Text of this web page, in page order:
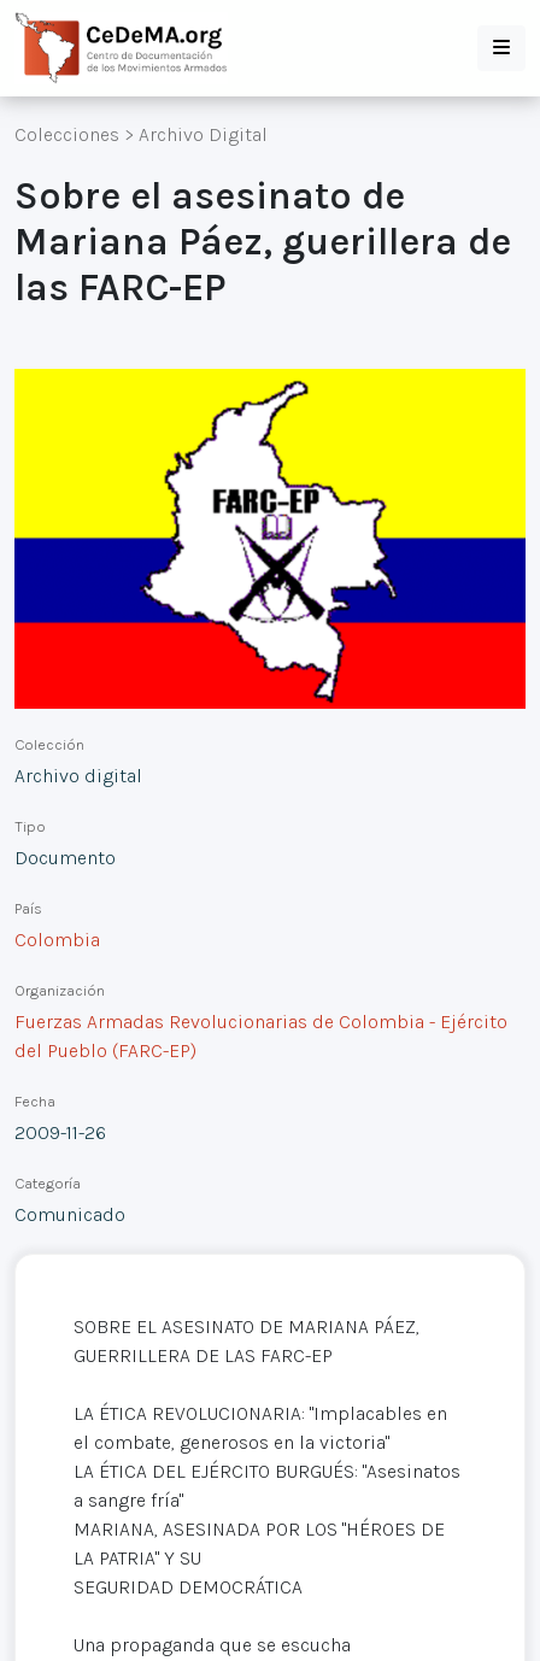
Colecciones > Archivo Digital
Sobre el asesinato de
Mariana Páez, guerillera de
las FARC-EP
Colección
Archivo digital
Tipo
Documento
País
Colombia
Organización
Fuerzas Armadas Revolucionarias de Colombia - Ejército
del Pueblo (FARC-EP)
Fecha
2009-11-26
Categoría
Comunicado
SOBRE EL ASESINATO DE MARIANA PÁEZ,
GUERRILLERA DE LAS FARC-EP
LA ÉTICA REVOLUCIONARIA: "Implacables en
el combate, generosos en la victoria"
LA ÉTICA DEL EJÉRCITO BURGUÉS: "Asesinatos
a sangre fría"
MARIANA, ASESINADA POR LOS "HÉROES DE
LA PATRIA" Y SU
SEGURIDAD DEMOCRÁTICA
Una propaganda que se escucha